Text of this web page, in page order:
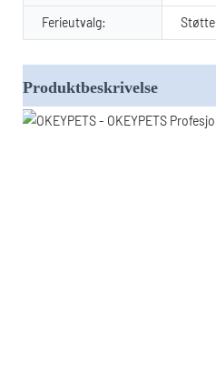
Ferieutvalg: Støtte
Produktbeskrivelse